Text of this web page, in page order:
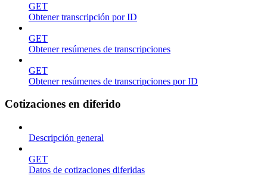
GET
Obtener transcripción por ID
GET
Obtener resúmenes de transcripciones
GET
Obtener resúmenes de transcripciones por ID
Cotizaciones en diferido
Descripción general
GET
Datos de cotizaciones diferidas